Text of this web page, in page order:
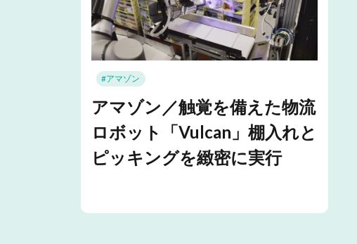
#アマゾン
アマゾン／触覚を備えた物流
ロボット「Vulcan」棚入れと
ピッキングを緻密に実行